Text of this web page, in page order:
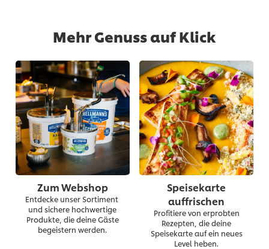
Mehr Genuss auf Klick
Zum Webshop
Entdecke unser Sortiment
und sichere hochwertige
Produkte, die deine Gäste
begeistern werden.
Speisekarte
auffrischen
Profitiere von erprobten
Rezepten, die deine
Speisekarte auf ein neues
Level heben.